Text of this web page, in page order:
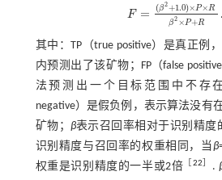
F = (β2+1.0)×P×R
β2 × P+R
F= (β2 +1.0)×P×Rβ2×P.
其中：TP（true positive）是真正例
内预测出了该矿物；FP（false
法预测出一个目标范围中不存
negative）是假负例，表示算法没有
矿物； β表示召回率相对于识别精度
识别精度与召回率的权重相同，当β
权重是识别精度的一半或2倍
22 .